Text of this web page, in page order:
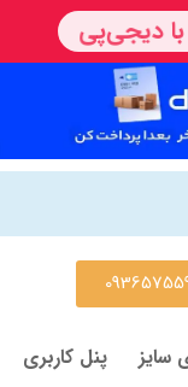
سایز پنل کاربری